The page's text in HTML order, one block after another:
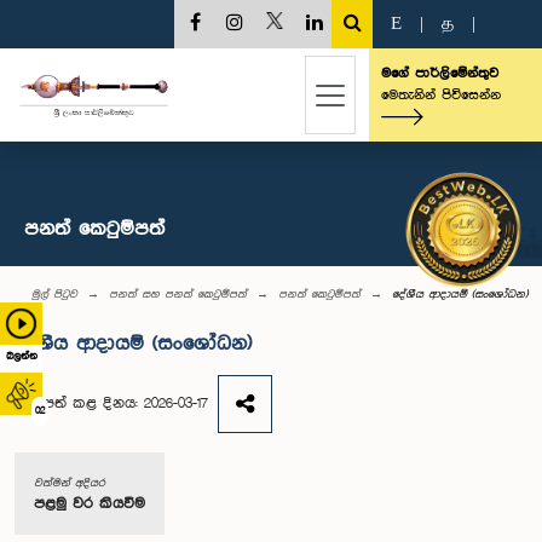
බලන්න
02
E த
මගේ පාර්ලිමේන්තුව
මෙතැනින් පිවිසෙන්න
පනත් කෙටුම්පත්
මුල් පිටුව පනත් සහ පනත් කෙටුම්පත් පනත් කෙටුම්පත් දේශීය ආදායම් (සංශෝධන)
දේශීය ආදායම් (සංශෝධන)
ඉදිරිපත් කළ දිනය: 2026-03-17
වත්මන් අදියර
පළමු වර කියවීම